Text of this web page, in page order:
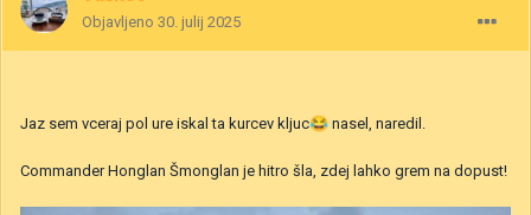
Objavljeno 30. julij 2025
Jaz sem vceraj pol ure iskal ta kurcev kljuc😂 nasel, naredil.
Commander Honglan Šmonglan je hitro šla, zdej lahko grem na dopust!